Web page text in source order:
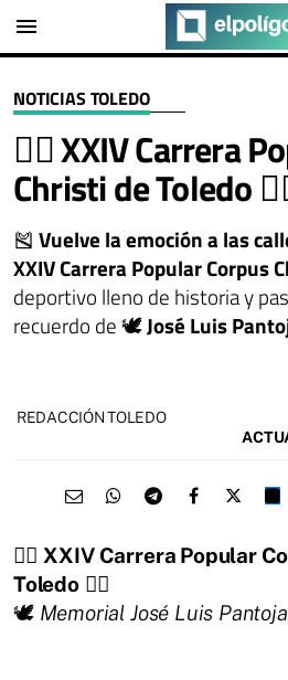
menu
NOTICIAS TOLEDO
🏃‍♂️ XXIV Carrera
Christi de Toledo
🎽 Vuelve la emoción a las
XXIV Carrera Popular Corpus
deportivo lleno de historia y
recuerdo de 🕊️José Luis
REDACCIÓN TOLEDO
🏃‍♂️ XXIV Carrera Popular
Toledo🏃‍♀️
🕊️ Memorial José Luis Pantoja